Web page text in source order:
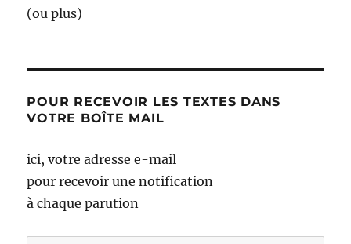
(ou plus)
POUR RECEVOIR LES TEXTES DANS
VOTRE BOÎTE MAIL
ici, votre adresse e-mail
pour recevoir une notification
à chaque parution